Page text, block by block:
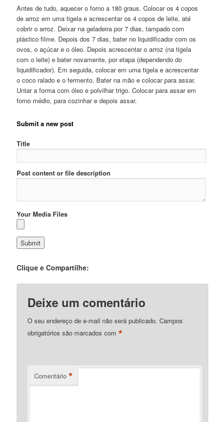
Antes de tudo, aquecer o forno a 180 graus. Colocar os 4 copos
de arroz em uma tigela e acrescentar os 4 copos de leite, até
cobrir o arroz. Deixar na geladeira por 7 dias, tampado com
plástico filme. Depois dos 7 dias, bater no liquidificador com os
ovos, o açúcar e o óleo. Depois acrescentar o arroz (na tigela
com o leite) e bater novamente, por etapa (dependendo do
liquidificador). Em seguida, colocar em uma tigela e acrescentar
o coco ralado e o fermento. Bater na mão e colocar para assar.
Untar a forma com óleo e polvilhar trigo. Colocar para assar em
forno médio, para cozinhar e depois assar.
Submit a new post
Title
Post content or file description
Your Media Files
Clique e Compartilhe:
Deixe um comentário
O seu endereço de e-mail não será publicado. Campos
obrigatórios são marcados com*
Comentário *